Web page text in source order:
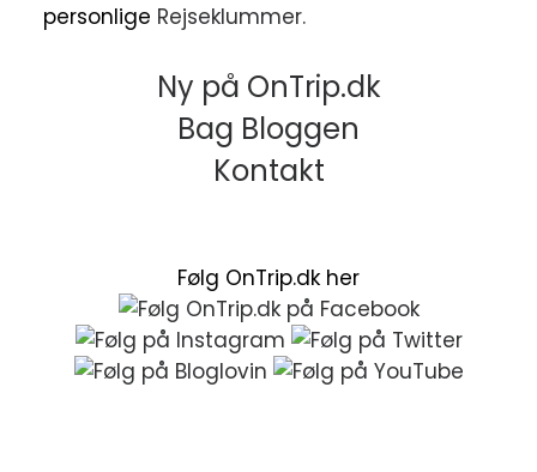
personlige Rejseklummer.
Ny på OnTrip.dk
Bag Bloggen
Kontakt
Følg OnTrip.dk her